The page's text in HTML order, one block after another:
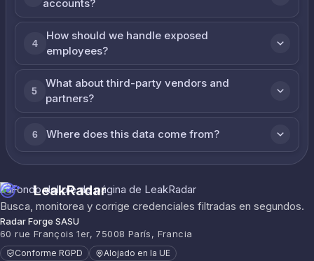
accounts?
4
How should we handle exposed
employees?
5
What about third-party vendors and
partners?
6 Where does this data come from?
LeakRadar
Busca, monitorea y corrige credenciales filtradas en segundos.
Radar Forge SASU
60 rue François 1er, 75008 París, Francia
Conforme RGPD Alojado en la UE